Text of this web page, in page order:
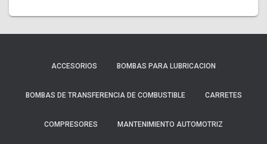
ACCESORIOS BOMBAS PARA LUBRICACION
BOMBAS DE TRANSFERENCIA DE COMBUSTIBLE CARRETES
COMPRESORES MANTENIMIENTO AUTOMOTRIZ